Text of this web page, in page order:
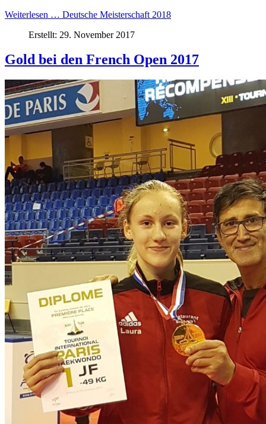
Weiterlesen … Deutsche Meisterschaft 2018
Erstellt: 29. November 2017
Gold bei den French Open 2017